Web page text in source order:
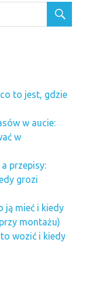
to jest, gdzie
w aucie:
w
przepisy:
grozi
ją mieć i kiedy
montażu)
wozić i kiedy